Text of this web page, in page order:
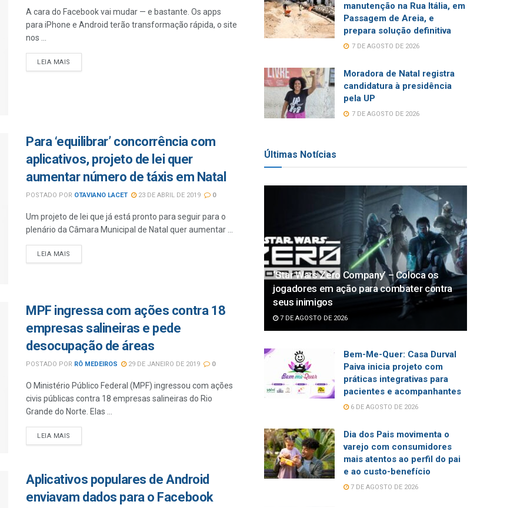
A cara do Facebook vai mudar — e bastante. Os apps
para iPhone e Android terão transformação rápida, o site
nos ...
LEIA MAIS
Para ‘equilibrar’ concorrência com
aplicativos, projeto de lei quer
aumentar número de táxis em Natal
POSTADO POR OTAVIANO LACET 23 DE ABRIL DE 2019 0
Um projeto de lei que já está pronto para seguir para o
plenário da Câmara Municipal de Natal quer aumentar ...
LEIA MAIS
MPF ingressa com ações contra 18
empresas salineiras e pede
desocupação de áreas
POSTADO POR RÔ MEDEIROS 29 DE JANEIRO DE 2019 0
O Ministério Público Federal (MPF) ingressou com ações
civis públicas contra 18 empresas salineiras do Rio
Grande do Norte. Elas ...
LEIA MAIS
Aplicativos populares de Android
enviavam dados para o Facebook
manutenção na Rua Itália, em
Passagem de Areia, e
prepara solução definitiva
7 DE AGOSTO DE 2026
Moradora de Natal registra
candidatura à presidência
pela UP
7 DE AGOSTO DE 2026
Últimas Notícias
‘Star Wars Zero Company’ – Coloca os
jogadores em ação para combater contra
seus inimigos
7 DE AGOSTO DE 2026
Bem-Me-Quer: Casa Durval
Paiva inicia projeto com
práticas integrativas para
pacientes e acompanhantes
6 DE AGOSTO DE 2026
Dia dos Pais movimenta o
varejo com consumidores
mais atentos ao perfil do pai
e ao custo-benefício
7 DE AGOSTO DE 2026